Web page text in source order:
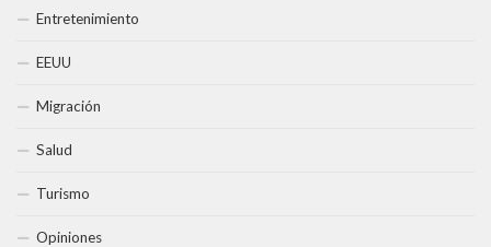
Entretenimiento
EEUU
Migración
Salud
Turismo
Opiniones